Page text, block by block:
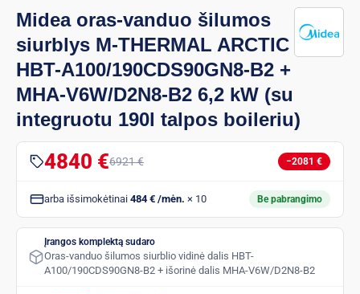
Midea oras-vanduo šilumos
siurblys M-THERMAL ARCTIC
HBT-A100/190CDS90GN8-B2 +
MHA-V6W/D2N8-B2 6,2 kW (su
integruotu 190l talpos boileriu)
4840 €6921 € −2081 €
arba išsimokėtinai 484 € /mėn. × 10 Be pabrangimo
Įrangos komplektą sudaro
Oras-vanduo šilumos siurblio vidinė dalis HBT-
A100/190CDS90GN8-B2 + išorinė dalis MHA-V6W/D2N8-B2